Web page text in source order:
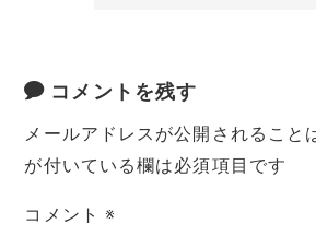
コメントを残す
メールアドレスが公開されること
が付いている欄は必須項目です
コメント※